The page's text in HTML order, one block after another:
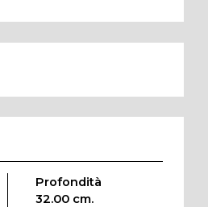
Profondità
32.00 cm.